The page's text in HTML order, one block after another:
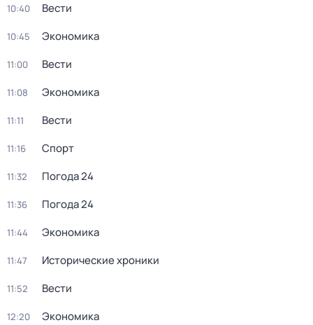
10:40 Вести
10:45 Экономика
11:00 Вести
11:08 Экономика
11:11 Вести
11:16 Спорт
11:32 Погода 24
11:36 Погода 24
11:44 Экономика
11:47 Исторические хроники
11:52 Вести
12:20 Экономика